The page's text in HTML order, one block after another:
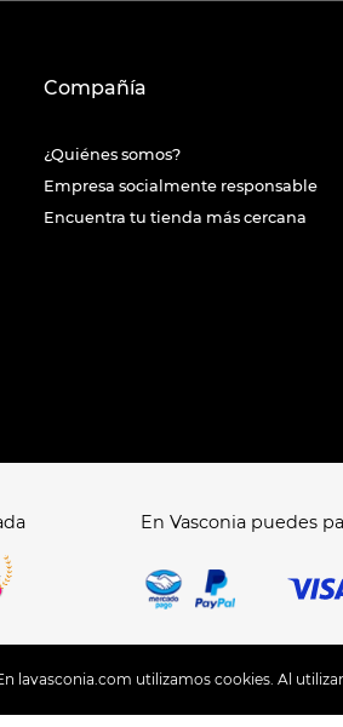
lavasconia.com utilizamos cookies. Al
Compañía
¿Quiénes somos?
Empresa socialmente responsable
Encuentra tu tienda más cercana
En Vasconia puedes